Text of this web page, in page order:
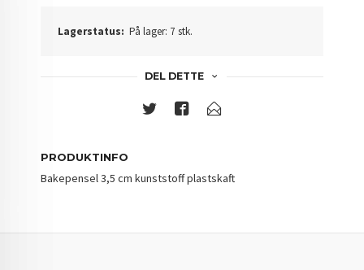
Lagerstatus: På lager: 7 stk.
DEL DETTE
PRODUKTINFO
Bakepensel 3,5 cm kunststoff plastskaft